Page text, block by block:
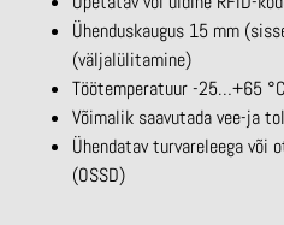
Ühenduskaugus 15 mm
(väljalülitamine)
Töötemperatuur -25…+65 °C
Võimalik saavutada vee-ja
Ühendatav turvareleega või
(OSSD)